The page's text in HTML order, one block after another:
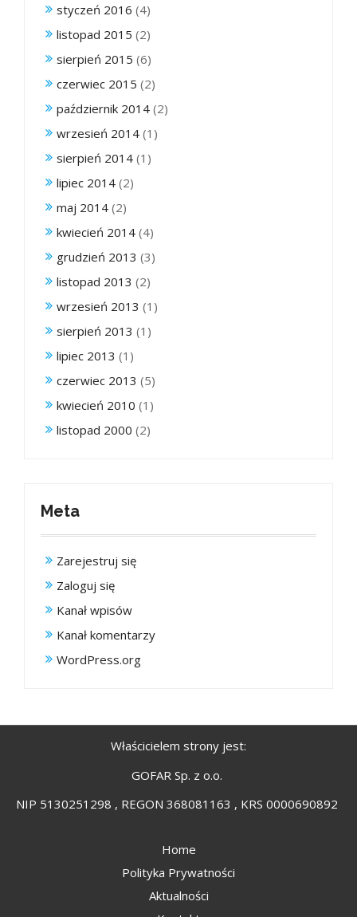
styczeń 2016 (4)
listopad 2015 (2)
sierpień 2015 (6)
czerwiec 2015 (2)
październik 2014 (2)
wrzesień 2014 (1)
sierpień 2014 (1)
lipiec 2014 (2)
maj 2014 (2)
kwiecień 2014 (4)
grudzień 2013 (3)
listopad 2013 (2)
wrzesień 2013 (1)
sierpień 2013 (1)
lipiec 2013 (1)
czerwiec 2013 (5)
kwiecień 2010 (1)
listopad 2000 (2)
Meta
Zarejestruj się
Zaloguj się
Kanał wpisów
Kanał komentarzy
WordPress.org
Właścicielem strony jest:
GOFAR Sp. z o.o.
NIP 5130251298 , REGON 368081163 , KRS 0000690892
Home
Polityka Prywatności
Aktualności